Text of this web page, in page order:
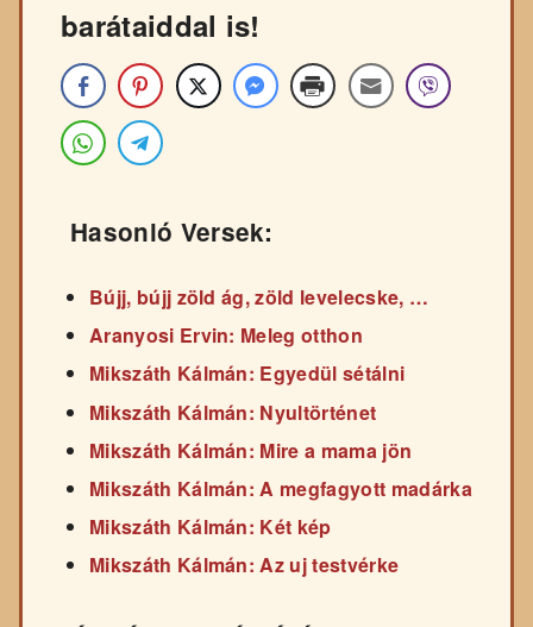
barátaiddal is!
Hasonló Versek:
Bújj, bújj zöld ág, zöld levelecske, …
Aranyosi Ervin: Meleg otthon
Mikszáth Kálmán: Egyedül sétálni
Mikszáth Kálmán: Nyultörténet
Mikszáth Kálmán: Mire a mama jön
Mikszáth Kálmán: A megfagyott madárka
Mikszáth Kálmán: Két kép
Mikszáth Kálmán: Az uj testvérke